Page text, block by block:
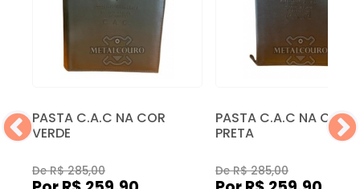
PASTA C.A.C NA COR
VERDE
De R$ 285,00
PASTA C.A.C NA COR
PRETA
De R$ 285,00